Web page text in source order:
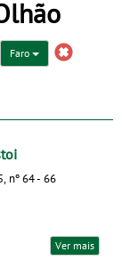
Faro
nº 64 - 66
Ver mais